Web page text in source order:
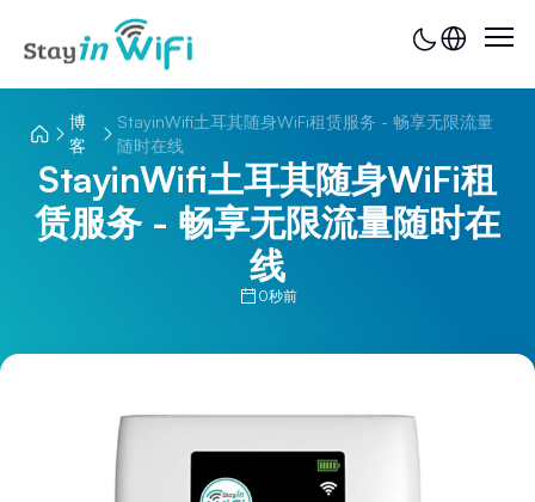
博
客
StayinWifi土耳其随身WiFi租赁服务 - 畅享无限流量
随时在线
StayinWifi土耳其随身WiFi租
赁服务 - 畅享无限流量随时在
线
0秒前